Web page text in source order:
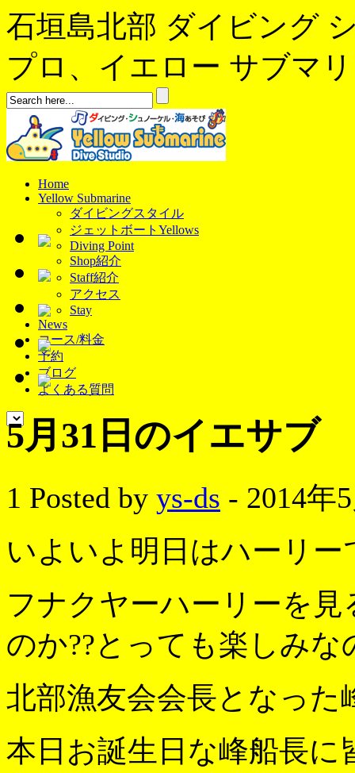
石垣島北部 ダイビング
プロ、イエロー サブマ
Home
Yellow Submarine
ダイビングスタイル
ジェットボートYellows
Diving Point
Shop紹介
Staff紹介
アクセス
Stay
News
コース/料金
予約
ブログ
よくある質問
5月31日のイエサブ
1 Posted by ys-ds - 2014年
いよいよ明日はハーリー
フナクヤーハーリーを
のか??とっても楽しみな
北部漁友会会長となった
本日お誕生日な峰船長